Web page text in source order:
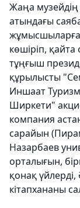
Жаңа
атындағы
жұмысшыларға
көшіріп, қайта
тұңғыш
құрылысты
Иншаат
Ширкети"
компания
сарайын
Назарбаев
орталығын,
қонақ
кітапхананы